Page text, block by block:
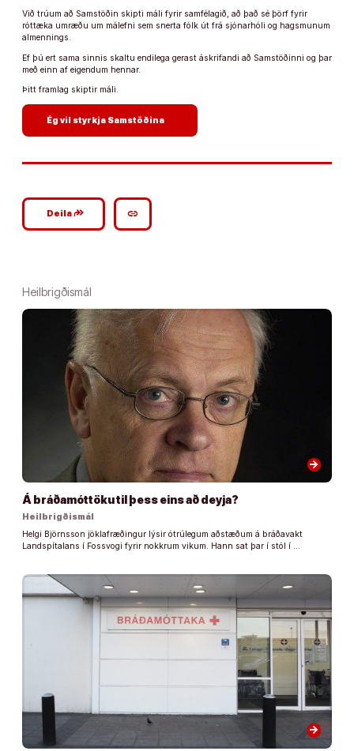
Við trúum að Samstöðin skipti máli fyrir samfélagið, að það sé þörf fyrir
róttæka umræðu um málefni sem snerta fólk út frá sjónarhóli og hagsmunum
almennings.
Ef þú ert sama sinnis skaltu endilega gerast áskrifandi að Samstöðinni og þar
með einn af eigendum hennar.
Þitt framlag skiptir máli.
Ég vil styrkja Samstöðina
Deilagoogle_plus_reshare link
Heilbrigðismál
arrow_forward
Á bráðamóttöku til þess eins að deyja?
Heilbrigðismál
Helgi Björnsson jöklafræðingur lýsir ótrúlegum aðstæðum á bráðavakt
Landspítalans í Fossvogi fyrir nokkrum vikum. Hann sat þar í stól í …
arrow_forward